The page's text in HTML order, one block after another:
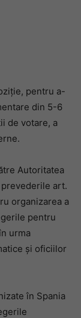
pentru a-
din 5-6
de votare, a
Autoritatea
art.
organizarea a
pentru
urma
și oficiilor
în Spania